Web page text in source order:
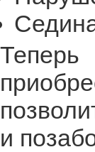
Теперь
и